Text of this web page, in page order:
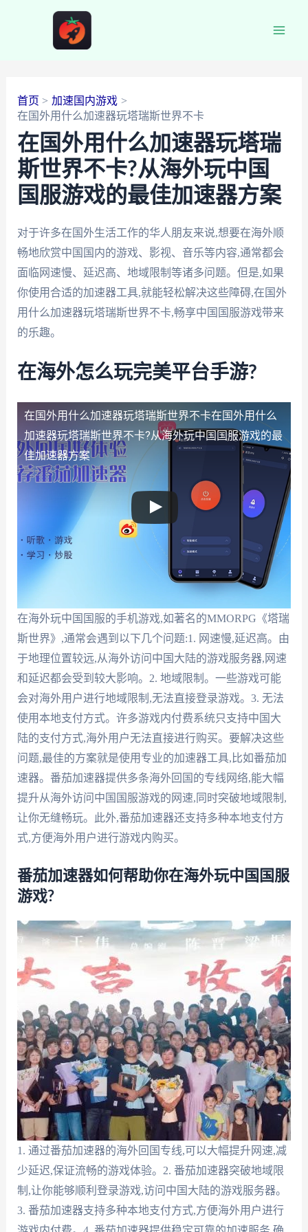
首页
加速国内游戏
在国外用什么加速器玩塔瑞斯世界不卡
在国外用什么加速器玩塔瑞
斯世界不卡?从海外玩中国
国服游戏的最佳加速器方案
对于许多在国外生活工作的华人朋友来说,想要在海外顺
畅地欣赏中国国内的游戏、影视、音乐等内容,通常都会
面临网速慢、延迟高、地域限制等诸多问题。但是,如果
你使用合适的加速器工具,就能轻松解决这些障碍,在国外
用什么加速器玩塔瑞斯世界不卡,畅享中国国服游戏带来
的乐趣。
在海外怎么玩完美平台手游?
在国外用什么加速器玩塔瑞斯世界不卡在国外用什么
加速器玩塔瑞斯世界不卡?从海外玩中国国服游戏的最
佳加速器方案
在海外玩中国国服的手机游戏,如著名的MMORPG《塔瑞
斯世界》,通常会遇到以下几个问题:1. 网速慢,延迟高。由
于地理位置较远,从海外访问中国大陆的游戏服务器,网速
和延迟都会受到较大影响。2. 地域限制。一些游戏可能
会对海外用户进行地域限制,无法直接登录游戏。3. 无法
使用本地支付方式。许多游戏内付费系统只支持中国大
陆的支付方式,海外用户无法直接进行购买。要解决这些
问题,最佳的方案就是使用专业的加速器工具,比如番茄加
速器。番茄加速器提供多条海外回国的专线网络,能大幅
提升从海外访问中国国服游戏的网速,同时突破地域限制,
让你无缝畅玩。此外,番茄加速器还支持多种本地支付方
式,方便海外用户进行游戏内购买。
番茄加速器如何帮助你在海外玩中国国服
游戏?
1. 通过番茄加速器的海外回国专线,可以大幅提升网速,减
少延迟,保证流畅的游戏体验。2. 番茄加速器突破地域限
制,让你能够顺利登录游戏,访问中国大陆的游戏服务器。
3. 番茄加速器支持多种本地支付方式,方便海外用户进行